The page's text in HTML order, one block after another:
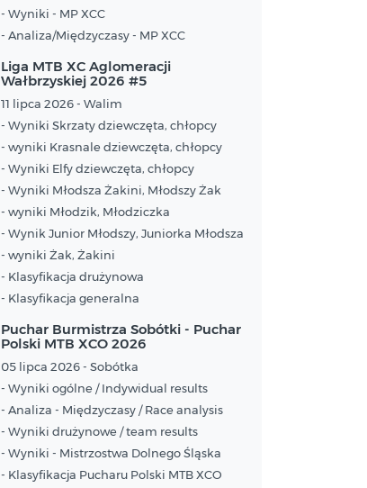
- Wyniki - MP XCC
- Analiza/Międzyczasy - MP XCC
Liga MTB XC Aglomeracji
Wałbrzyskiej 2026 #5
11 lipca 2026 - Walim
- Wyniki Skrzaty dziewczęta, chłopcy
- wyniki Krasnale dziewczęta, chłopcy
- Wyniki Elfy dziewczęta, chłopcy
- Wyniki Młodsza Żakini, Młodszy Żak
- wyniki Młodzik, Młodziczka
- Wynik Junior Młodszy, Juniorka Młodsza
- wyniki Żak, Żakini
- Klasyfikacja drużynowa
- Klasyfikacja generalna
Puchar Burmistrza Sobótki - Puchar
Polski MTB XCO 2026
05 lipca 2026 - Sobótka
- Wyniki ogólne / Indywidual results
- Analiza - Międzyczasy / Race analysis
- Wyniki drużynowe / team results
- Wyniki - Mistrzostwa Dolnego Śląska
- Klasyfikacja Pucharu Polski MTB XCO